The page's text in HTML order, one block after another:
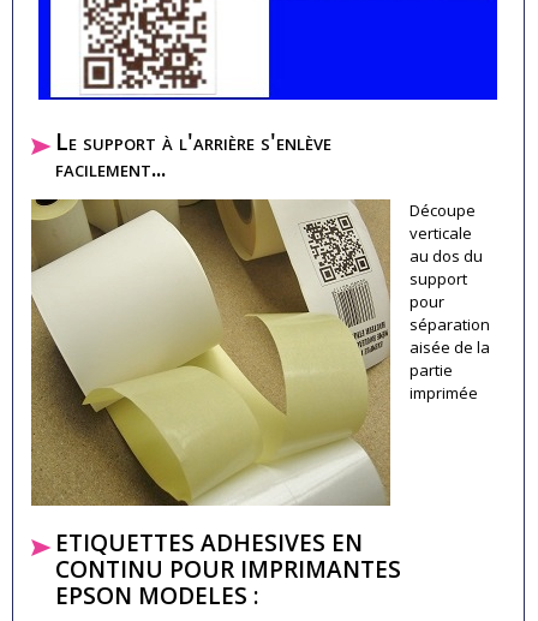
Le support à l'arrière s'enlève
facilement...
Découpe
verticale
au dos du
support
pour
séparation
aisée de la
partie
imprimée
ETIQUETTES ADHESIVES EN
CONTINU POUR IMPRIMANTES
EPSON MODELES :